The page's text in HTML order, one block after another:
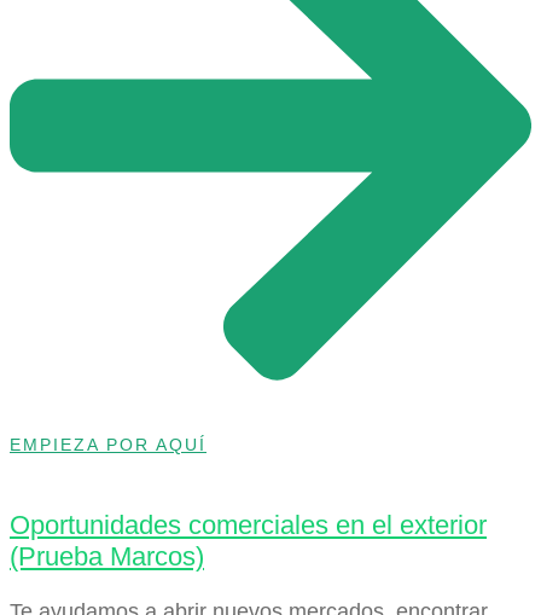
EMPIEZA POR AQUÍ
Oportunidades comerciales en el exterior
(Prueba Marcos)